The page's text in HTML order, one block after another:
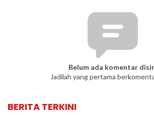
Belum ada komentar
Jadilah yang pertama
BERITA TERKINI